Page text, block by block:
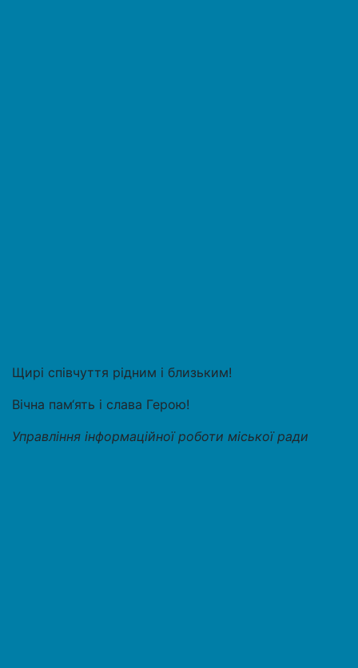
Щирі співчуття рідним і близьким!
Вічна пам‘ять і слава Герою!
Управління інформаційної роботи міської ради